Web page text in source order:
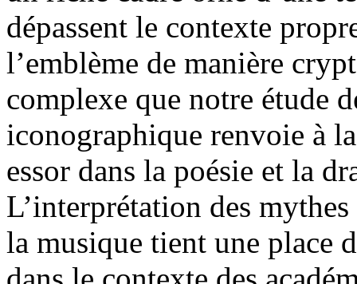
dépassent le contexte
l’emblème de manière
complexe que notre étude
iconographique renvoie à
essor dans la poésie et la
L’interprétation des
la musique tient une place